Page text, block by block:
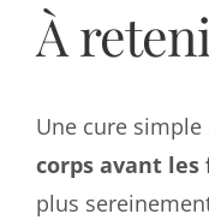
À
Une cure
corps avant les
plus